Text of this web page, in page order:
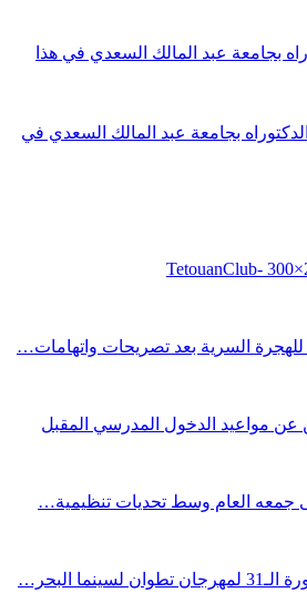
بجامعة عبد المالك السعدي في هذا
بجامعة عبد المالك السعدي في
السرية بعد تصريحات واتهامات…
عن مواعيد الدخول المدرسي المقبل
جمعه العام وسط تحديات تنظيمية…